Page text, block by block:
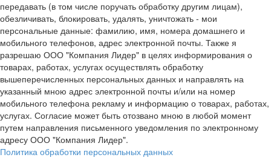
передавать (в том числе поручать обработку другим лицам),
обезличивать, блокировать, удалять, уничтожать - мои
персональные данные: фамилию, имя, номера домашнего и
мобильного телефонов, адрес электронной почты. Также я
разрешаю ООО "Компания Лидер" в целях информирования о
товарах, работах, услугах осуществлять обработку
вышеперечисленных персональных данных и направлять на
указанный мною адрес электронной почты и/или на номер
мобильного телефона рекламу и информацию о товарах, работах,
услугах. Согласие может быть отозвано мною в любой момент
путем направления письменного уведомления по электронному
адресу ООО "Компания Лидер".
Политика обработки персональных данных